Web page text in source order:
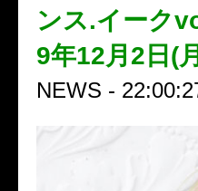
ンス.イーク
9年12月2日(
NEWS -